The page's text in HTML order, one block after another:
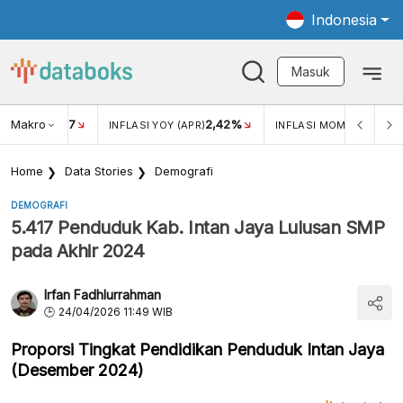
Indonesia
Masuk
Makro
USD/IDR 17 INFLASI YOY (APR)2,42% INFLASI MOM (MAR)
Home Data Stories Demografi
DEMOGRAFI
5.417 Penduduk Kab. Intan Jaya Lulusan SMP
pada Akhir 2024
Irfan Fadhlurrahman
24/04/2026 11:49 WIB
Proporsi Tingkat Pendidikan Penduduk Intan Jaya
(Desember 2024)